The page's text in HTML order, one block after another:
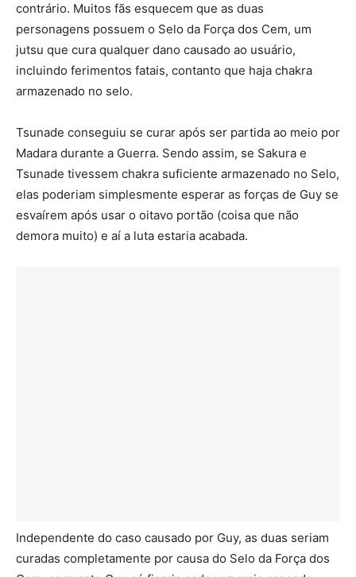
contrário. Muitos fãs esquecem que as duas
personagens possuem o Selo da Força dos Cem, um
jutsu que cura qualquer dano causado ao usuário,
incluindo ferimentos fatais, contanto que haja chakra
armazenado no selo.
Tsunade conseguiu se curar após ser partida ao meio por
Madara durante a Guerra. Sendo assim, se Sakura e
Tsunade tivessem chakra suficiente armazenado no Selo,
elas poderiam simplesmente esperar as forças de Guy se
esvaírem após usar o oitavo portão (coisa que não
demora muito) e aí a luta estaria acabada.
Independente do caso causado por Guy, as duas seriam
curadas completamente por causa do Selo da Força dos